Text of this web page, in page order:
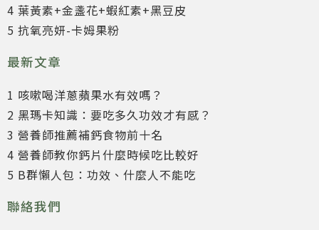
4 葉黃素+金盞花+蝦紅素+黑豆皮
5 抗氧亮妍-卡姆果粉
最新文章
1 咳嗽喝洋蔥蘋果水有效嗎？
2 黑瑪卡知識：要吃多久功效才有感？
3 營養師推薦補鈣食物前十名
4 營養師教你鈣片什麼時候吃比較好
5 B群懶人包：功效、什麼人不能吃
聯絡我們